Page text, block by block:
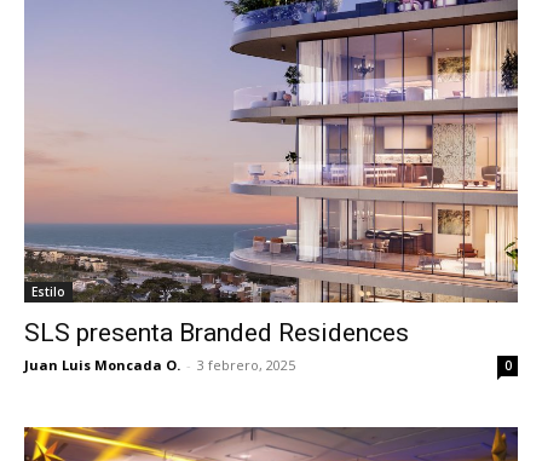
Estilo
SLS presenta Branded Residences
Juan Luis Moncada O. - 3 febrero, 2025 0